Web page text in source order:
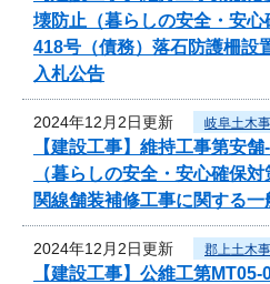
壊防止（暮らしの安全・安心
418号（債務）落石防護柵設
入札公告
2024年12月2日更新 岐阜土木
【建設工事】維持工事第
（暮らしの安全・安心確保
関線舗装補修工事に関する
2024年12月2日更新 郡上土木
【建設工事】公維工第